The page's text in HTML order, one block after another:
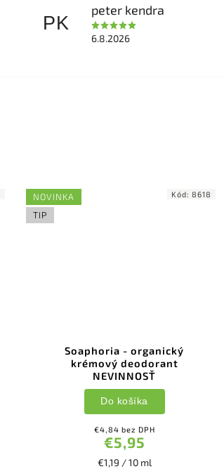
PK
peter kendra
6.8.2026
NOVINKA
TIP
Soaphoria - organický
krémový deodorant
NEVINNOSŤ
€4,84 bez DPH
€5,95
€1,19 / 10 ml
Do košíka
Kód: 8618